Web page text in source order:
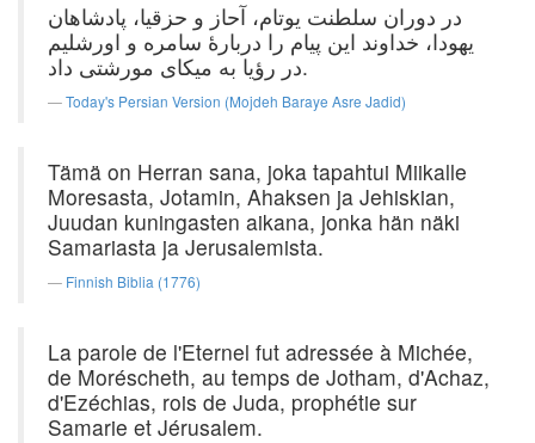
در دوران سلطنت یوتام، آحاز و حزقیا، پادشاهان
یهودا، خداوند این پیام را دربارهٔ سامره و اورشلیم
در رؤیا به میکای مورشتی داد.
Today's Persian Version (Mojdeh Baraye Asre Jadid)
Tämä on Herran sana, joka tapahtui Miikalle
Moresasta, Jotamin, Ahaksen ja Jehiskian,
Juudan kuningasten aikana, jonka hän näki
Samariasta ja Jerusalemista.
Finnish Biblia (1776)
La parole de l'Eternel fut adressée à Michée,
de Moréscheth, au temps de Jotham, d'Achaz,
d'Ezéchias, rois de Juda, prophétie sur
Samarie et Jérusalem.